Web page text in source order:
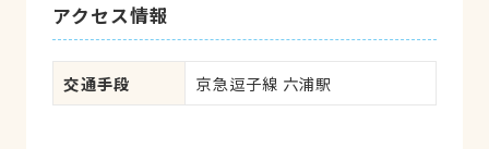
アクセス情報
交通手段 京急逗子線 六浦駅